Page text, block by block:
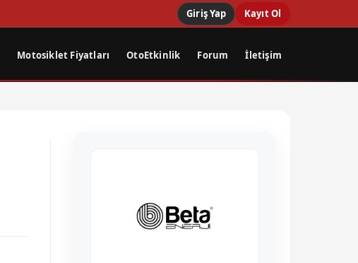
Giriş Yap Kayıt Ol
Motosiklet Fiyatları OtoEtkinlik Forum İletişim